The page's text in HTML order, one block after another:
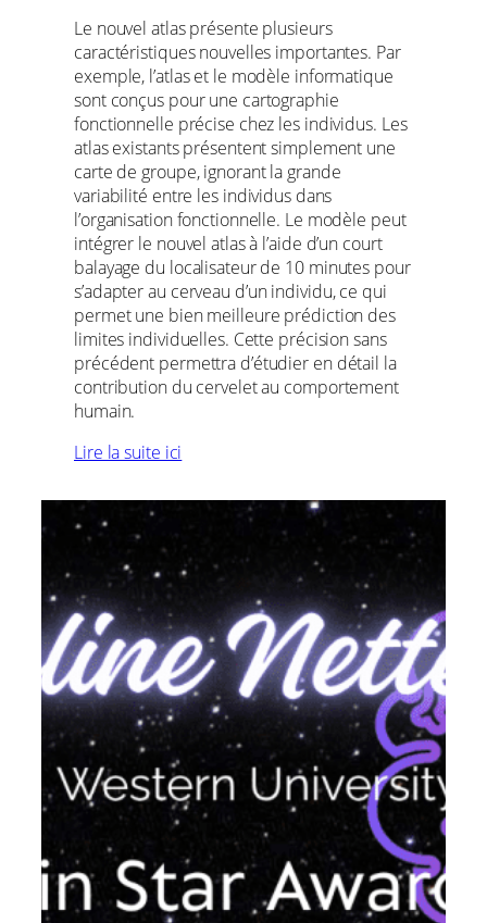
Le nouvel atlas présente plusieurs
caractéristiques nouvelles importantes. Par
exemple, l’atlas et le modèle informatique
sont conçus pour une cartographie
fonctionnelle précise chez les individus. Les
atlas existants présentent simplement une
carte de groupe, ignorant la grande
variabilité entre les individus dans
l’organisation fonctionnelle. Le modèle peut
intégrer le nouvel atlas à l’aide d’un court
balayage du localisateur de 10 minutes pour
s’adapter au cerveau d’un individu, ce qui
permet une bien meilleure prédiction des
limites individuelles. Cette précision sans
précédent permettra d’étudier en détail la
contribution du cervelet au comportement
humain.
Lire la suite ici